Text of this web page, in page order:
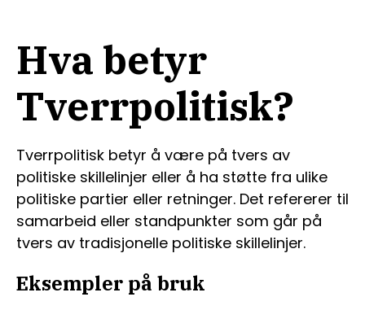
Hva betyr
Tverrpolitisk?
Tverrpolitisk betyr å være på tvers av
politiske skillelinjer eller å ha støtte fra ulike
politiske partier eller retninger. Det refererer til
samarbeid eller standpunkter som går på
tvers av tradisjonelle politiske skillelinjer.
Eksempler på bruk